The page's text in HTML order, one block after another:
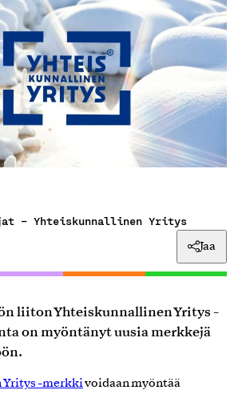
– Yhteiskunnallinen Yritys
Jaa
liiton Yhteiskunnallinen Yritys -
on myöntänyt uusia merkkejä
Yritys -merkki voidaan myöntää